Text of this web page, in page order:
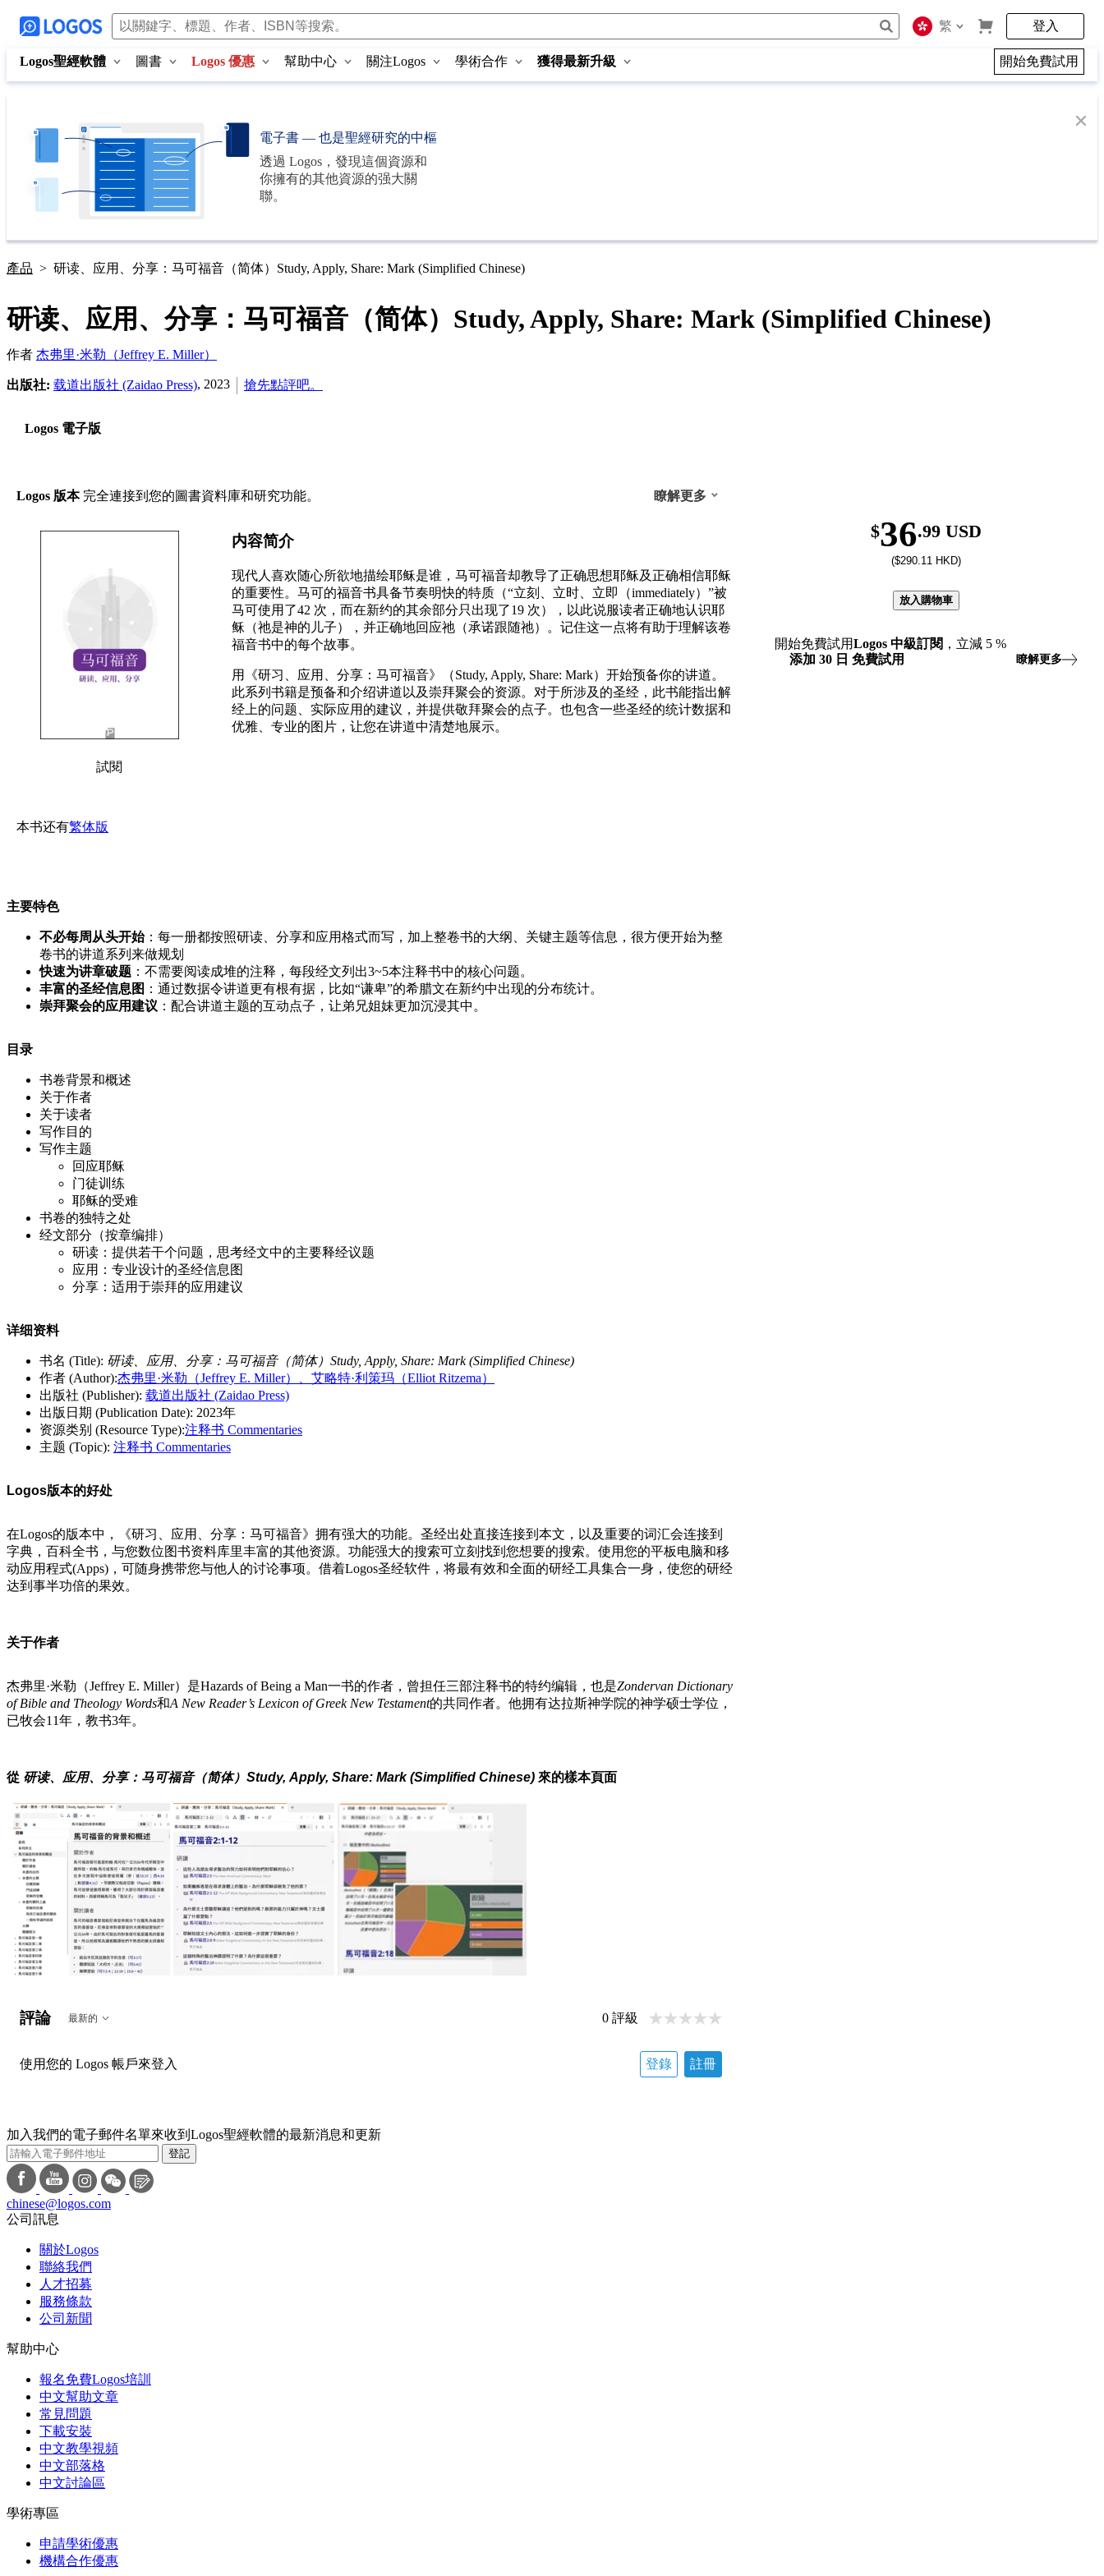
繁 登入
Logos聖經軟體 圖書 Logos 優惠 幫助中心 關注Logos 學術合作 獲得最新升級 開始免費試用
電子書 — 也是聖經研究的中樞
透過 Logos ，發現這個資源和
你擁有的其他資源的强大關
聯。
產品 > 研读、应用、分享：马可福音（简体）Study, Apply, Share: Mark (Simplified Chinese)
研读、应用、分享：马可福音（简体）Study, Apply, Share: Mark (Simplified Chinese)
作者 杰弗里·米勒（Jeffrey E. Miller）
出版社: 载道出版社 (Zaidao Press), 2023 搶先點評吧。
Logos 電子版
Logos 版本完全連接到您的圖書資料庫和研究功能。 瞭解更多
試閱
内容简介
现代人喜欢随心所欲地描绘耶稣是谁，马可福音却教导了正确思想耶稣及正确相信耶稣
的重要性。马可的福音书具备节奏明快的特质（“立刻、立时、立即（immediately）”被
马可使用了42 次，而在新约的其余部分只出现了19 次），以此说服读者正确地认识耶
稣（祂是神的儿子），并正确地回应祂（承诺跟随祂）。记住这一点将有助于理解该卷
福音书中的每个故事。
用《研习、应用、分享：马可福音》（Study, Apply, Share: Mark）开始预备你的讲道。
此系列书籍是预备和介绍讲道以及崇拜聚会的资源。对于所涉及的圣经，此书能指出解
经上的问题、实际应用的建议，并提供敬拜聚会的点子。也包含一些圣经的统计数据和
优雅、专业的图片，让您在讲道中清楚地展示。
本书还有繁体版
主要特色
不必每周从头开始：每一册都按照研读、分享和应用格式而写，加上整卷书的大纲、关键主题等信息，很方便开始为整
卷书的讲道系列来做规划
快速为讲章破题 ：不需要阅读成堆的注释，每段经文列出3~5本注释书中的核心问题。
丰富的圣经信息图 ：通过数据令讲道更有根有据，比如“谦卑”的希腊文在新约中出现的分布统计。
崇拜聚会的应用建议 ：配合讲道主题的互动点子，让弟兄姐妹更加沉浸其中。
目录
书卷背景和概述
关于作者
关于读者
写作目的
写作主题
回应耶稣
门徒训练
耶稣的受难
书卷的独特之处
经文部分（按章编排）
研读：提供若干个问题，思考经文中的主要释经议题
应用：专业设计的圣经信息图
分享：适用于崇拜的应用建议
详细资料
书名 (Title): 研读、应用、分享：马可福音（简体）Study, Apply, Share: Mark (Simplified Chinese)
作者 (Author):杰弗里·米勒（Jeffrey E. Miller）、艾略特·利策玛（Elliot Ritzema）
出版社 (Publisher): 载道出版社 (Zaidao Press)
出版日期 (Publication Date): 2023年
资源类别 (Resource Type):注释书 Commentaries
主题 (Topic): 注释书 Commentaries
Logos版本的好处
在Logos的版本中，《研习、应用、分享：马可福音》拥有强大的功能。圣经出处直接连接到本文，以及重要的词汇会连接到
字典，百科全书，与您数位图书资料库里丰富的其他资源。功能强大的搜索可立刻找到您想要的搜索。使用您的平板电脑和移
动应用程式(Apps)，可随身携带您与他人的讨论事项。借着Logos圣经软件，将最有效和全面的研经工具集合一身，使您的研经
达到事半功倍的果效。
关于作者
杰弗里·米勒（Jeffrey E. Miller）是Hazards of Being a Man一书的作者，曾担任三部注释书的特约编辑，也是Zondervan Dictionary
of Bible and Theology Words和A New Reader’s Lexicon of Greek New Testament的共同作者。他拥有达拉斯神学院的神学硕士学位，
已牧会11年，教书3年。
從 研读、应用、分享：马可福音（简体）Study, Apply, Share: Mark (Simplified Chinese) 來的樣本頁面
評論 最新的 0評級
使用您的 Logos 帳戶來登入 登錄 註冊
$36.99 USD
($290.11 HKD)
放入購物車
開始免費試用Logos 中級訂閱 ，立減 5%
添加 30 日 免費試用 瞭解更多
加入我們的電子郵件名單來收到Logos聖經軟體的最新消息和更新
登記
chinese@logos.com
公司訊息
關於Logos
聯絡我們
人才招募
服務條款
公司新聞
幫助中心
報名免費Logos培訓
中文幫助文章
常見問題
下載安裝
中文教學視頻
中文部落格
中文討論區
學術專區
申請學術優惠
機構合作優惠